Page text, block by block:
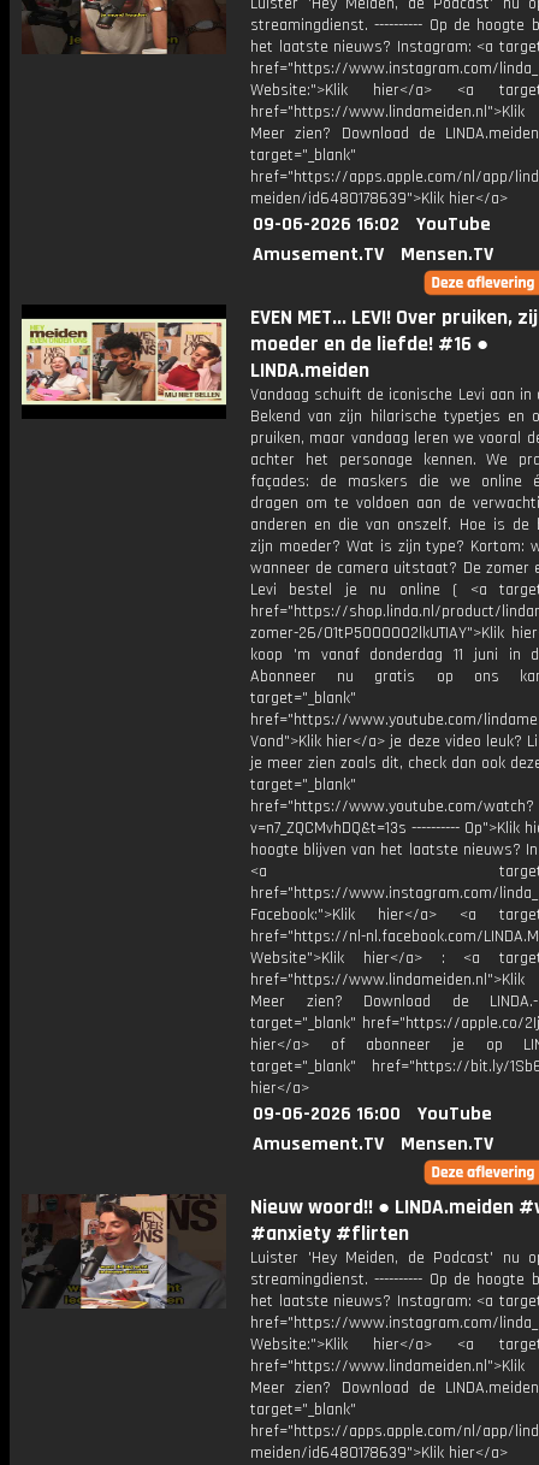
streamingdienst. ---------- Op de hoogte
het laatste nieuws? Instagram: <a
href="https://www.instagram.com/
Website:">Klik hier</a> <a
href="https://
Meer zien? Download de
target="_blank"
href="https://apps.apple.com/nl/app/
meiden/id6480178639">Klik hier</a>
09-06-2026 16:02
YouTube
Amusement.TV
Mensen.TV
EVEN MET... LEVI! Over pruiken,
moeder en de liefde! #16 ●
LINDA.meiden
Vandaag schuift de iconische Levi aan in
Bekend van zijn hilarische typetjes en
pruiken, maar vandaag leren we vooral
achter het personage kennen. We
façades: de maskers die we online
dragen om te voldoen aan de
anderen en die van onszelf. Hoe is de
zijn moeder? Wat is zijn type? Kortom:
wanneer de camera uitstaat? De zomer
Levi bestel je nu online ( <a
href="https://shop.linda.nl/product/
zomer-26/01tP5000002lkUTIAY">Klik
koop 'm vanaf donderdag 11 juni in
Abonneer nu gratis op ons
target="_blank"
href="https://www.youtube.com/
Vond">Klik hier</a> je deze video leuk?
je meer zien zoals dit, check dan ook
target="_blank"
href="https://www.youtube.com/watch?
v=n7_ZQCMvhDQ&t=13s ---------- Op">Klik
hoogte blijven van het laatste nieuws?
<a
href="https://www.instagram.com/
Facebook:">Klik hier</a> <a
href="https://nl-nl.facebook.com/
Website">Klik hier</a> : <a
href="https://
Meer zien? Download de
target="_blank" href="https://apple.co/
hier</a> of abonneer je op
target="_blank" href="https://bit.ly/
hier</a>
09-06-2026 16:00
YouTube
Amusement.TV
Mensen.TV
Nieuw woord!! ● LINDA.meiden
#anxiety #flirten
Luister 'Hey Meiden, de Podcast' nu
streamingdienst. ---------- Op de hoogte
het laatste nieuws? Instagram: <a
href="https://www.instagram.com/
Website:">Klik hier</a> <a
href="https://
Meer zien? Download de
target="_blank"
href="https://apps.apple.com/nl/app/
meiden/id6480178639">Klik hier</a>